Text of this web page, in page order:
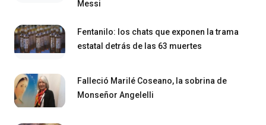
Messi
Fentanilo: los chats que exponen la trama
estatal detrás de las 63 muertes
Falleció Marilé Coseano, la sobrina de
Monseñor Angelelli